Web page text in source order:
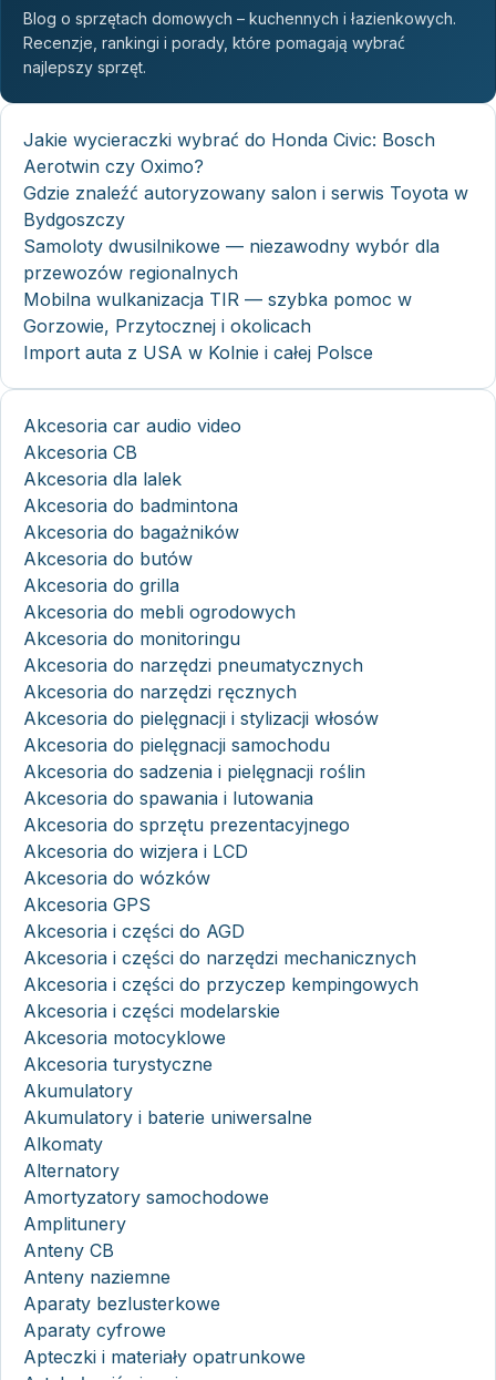
Blog o sprzętach domowych – kuchennych i łazienkowych.
Recenzje, rankingi i porady, które pomagają wybrać
najlepszy sprzęt.
Jakie wycieraczki wybrać do Honda Civic: Bosch
Aerotwin czy Oximo?
Gdzie znaleźć autoryzowany salon i serwis Toyota w
Bydgoszczy
Samoloty dwusilnikowe — niezawodny wybór dla
przewozów regionalnych
Mobilna wulkanizacja TIR — szybka pomoc w
Gorzowie, Przytocznej i okolicach
Import auta z USA w Kolnie i całej Polsce
Akcesoria car audio video
Akcesoria CB
Akcesoria dla lalek
Akcesoria do badmintona
Akcesoria do bagażników
Akcesoria do butów
Akcesoria do grilla
Akcesoria do mebli ogrodowych
Akcesoria do monitoringu
Akcesoria do narzędzi pneumatycznych
Akcesoria do narzędzi ręcznych
Akcesoria do pielęgnacji i stylizacji włosów
Akcesoria do pielęgnacji samochodu
Akcesoria do sadzenia i pielęgnacji roślin
Akcesoria do spawania i lutowania
Akcesoria do sprzętu prezentacyjnego
Akcesoria do wizjera i LCD
Akcesoria do wózków
Akcesoria GPS
Akcesoria i części do AGD
Akcesoria i części do narzędzi mechanicznych
Akcesoria i części do przyczep kempingowych
Akcesoria i części modelarskie
Akcesoria motocyklowe
Akcesoria turystyczne
Akumulatory
Akumulatory i baterie uniwersalne
Alkomaty
Alternatory
Amortyzatory samochodowe
Amplitunery
Anteny CB
Anteny naziemne
Aparaty bezlusterkowe
Aparaty cyfrowe
Apteczki i materiały opatrunkowe